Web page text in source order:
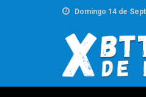
Domingo 14 de